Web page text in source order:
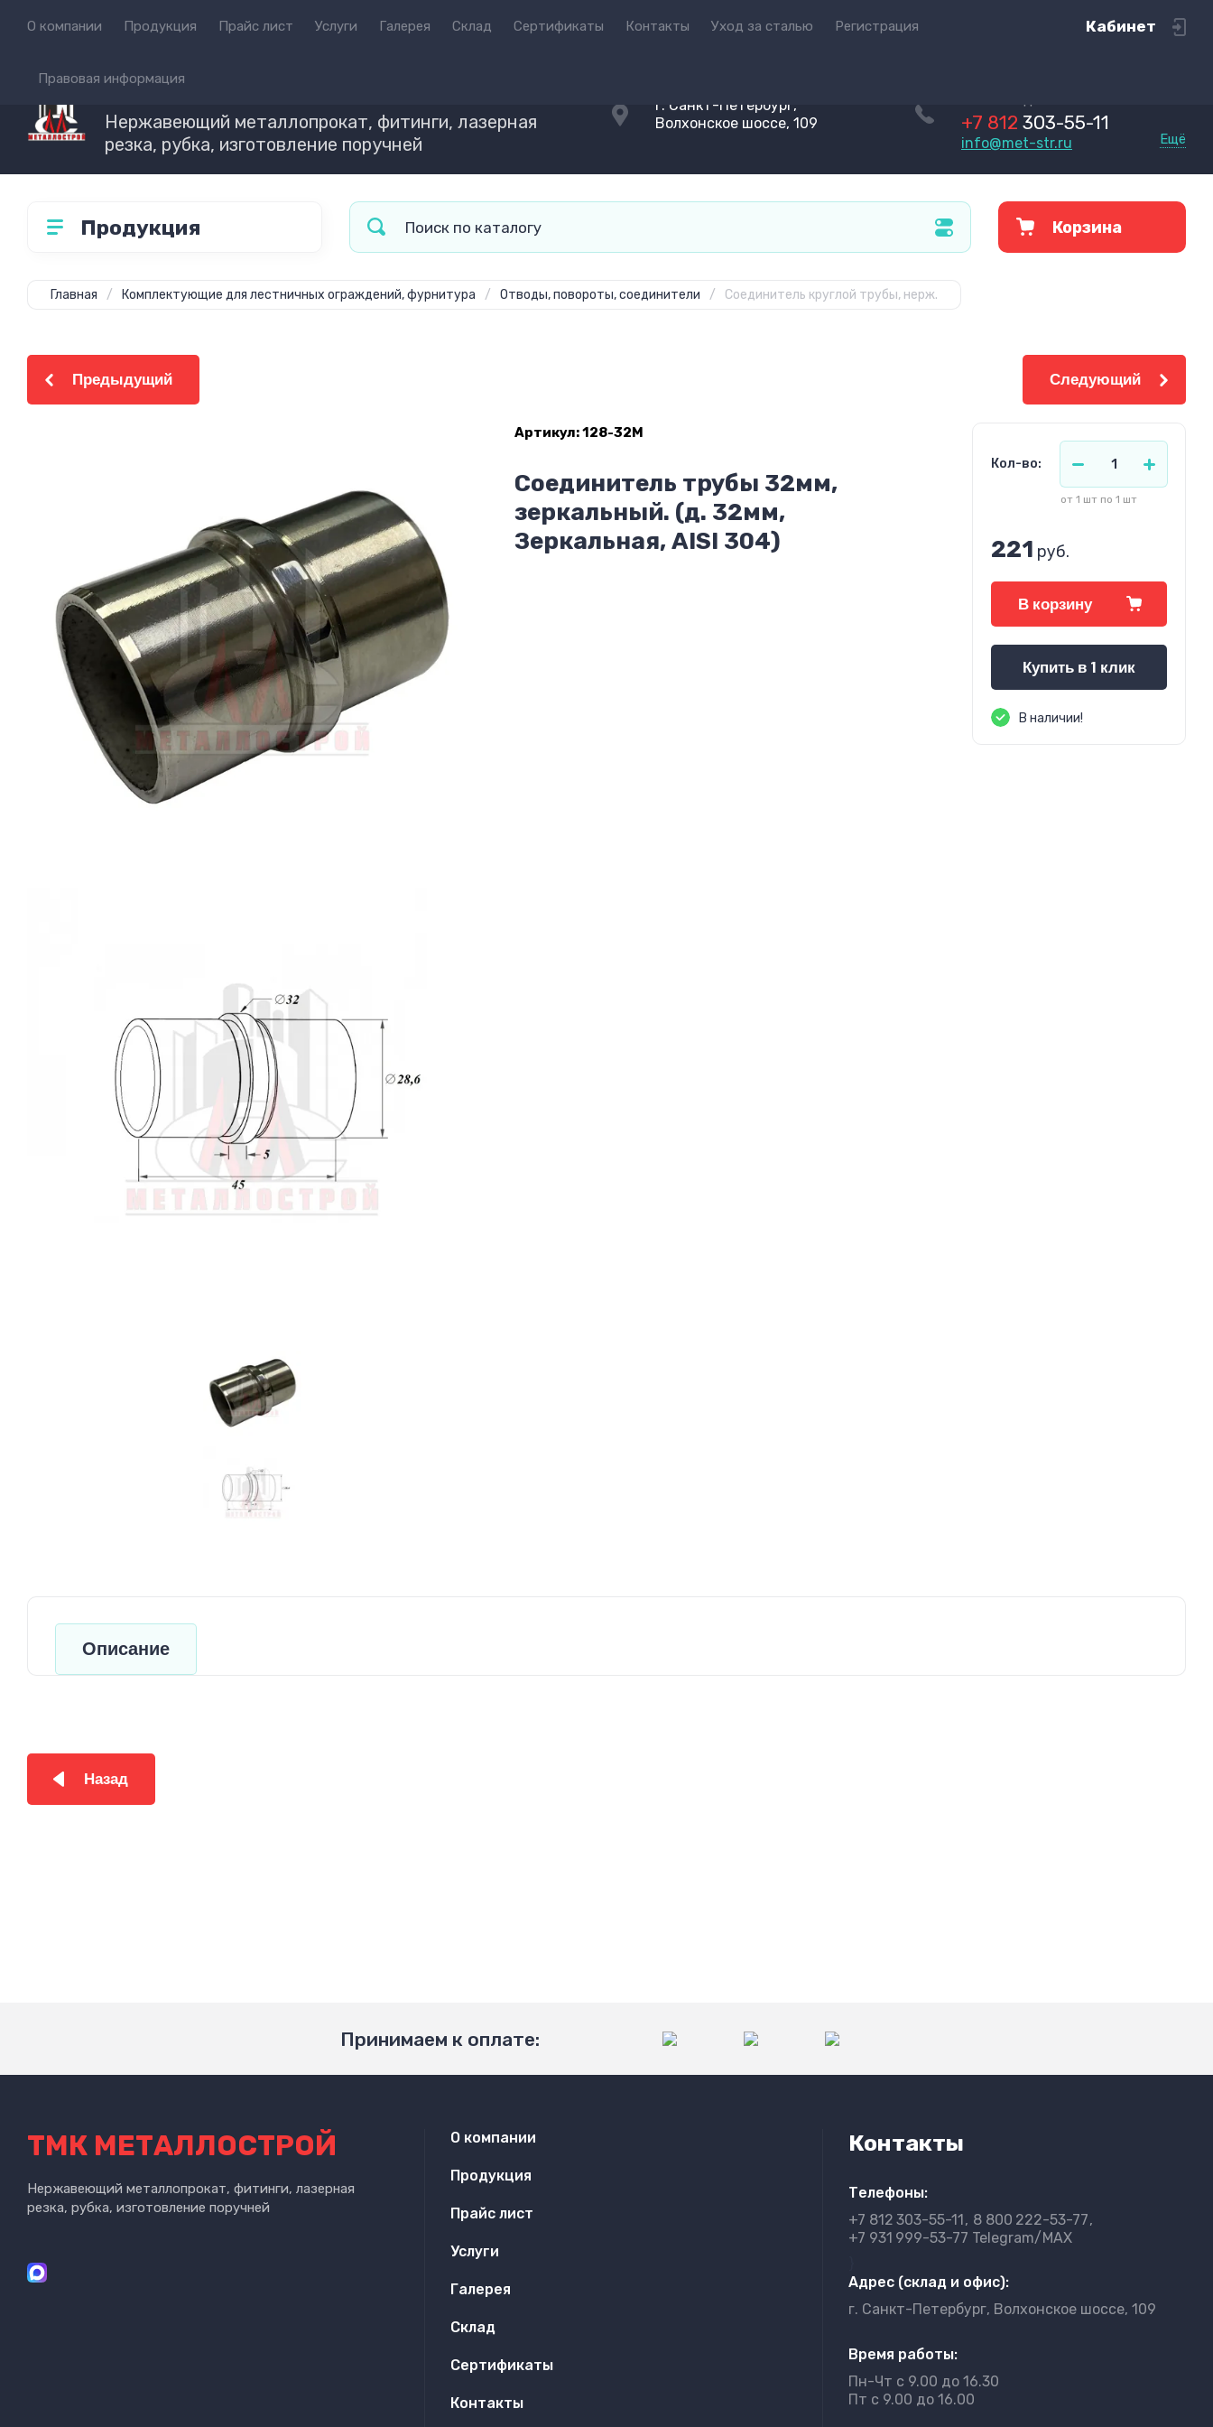
О компании Продукция Прайс лист Услуги Галерея Склад Сертификаты Контакты Уход за сталью Регистрация
Правовая информация
Кабинет
ТМК МЕТАЛЛОСТРОЙ
Нержавеющий металлопрокат, фитинги, лазерная
резка, рубка, изготовление поручней
г. Санкт-Петербург,
Волхонское шоссе, 109
+7 812 303-55-11
info@met-str.ru Ещё
Продукция Корзина
Главная / Комплектующие для лестничных ограждений, фурнитура / Отводы, повороты, соединители / Соединитель круглой трубы, нерж.
Предыдущий Следующий
Артикул:128-32М
Соединитель трубы 32мм,
зеркальный. (д. 32мм,
Зеркальная, AISI 304)
Кол-во:
от 1 шт по 1 шт
221 руб.
В корзину
Купить в 1 клик
В наличии!
Описание
Назад
Принимаем к оплате:
ТМК МЕТАЛЛОСТРОЙ
Нержавеющий металлопрокат, фитинги, лазерная
резка, рубка, изготовление поручней
О компании
Продукция
Прайс лист
Услуги
Галерея
Склад
Сертификаты
Контакты
Контакты
Телефоны:
+7 812 303-55-11 8 800 222-53-77
+7 931 999-53-77 Telegram/MAX
Адрес (склад и офис):
г. Санкт-Петербург, Волхонское шоссе, 109
Время работы:
Пн-Чт с 9.00 до 16.30
Пт с 9.00 до 16.00